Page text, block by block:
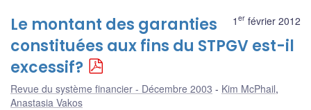
1 er février 2012
Le montant des garanties
constituées aux fins du STPGV est-il
excessif?
Revue du système financier - Décembre 2003 Kim McPhail,
Anastasia Vakos